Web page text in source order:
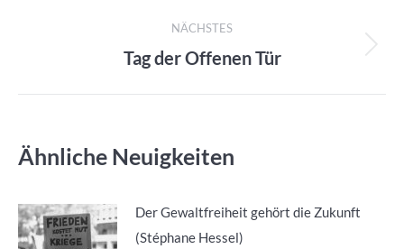
NÄCHSTES
Nächster
Tag der Offenen Tür
Ähnliche Neuigkeiten
Der Gewaltfreiheit gehört die Zukunft
(Stéphane Hessel)